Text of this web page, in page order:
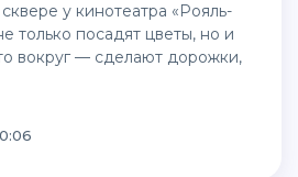
только посадят цветы, но и
вокруг — сделают дорожки,